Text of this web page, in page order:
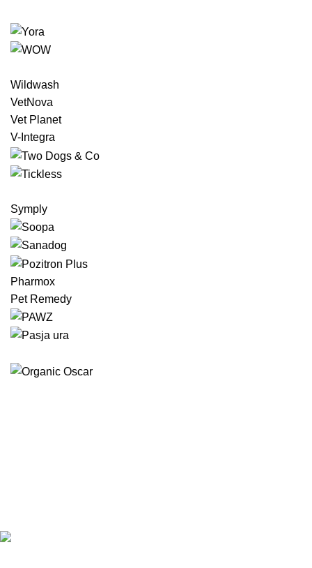
Wildwash
VetNova
Vet Planet
V-Integra
Symply
Pharmox
Pet Remedy
Eko Brlog | Okolju prijazna trgovina za kosmatince.